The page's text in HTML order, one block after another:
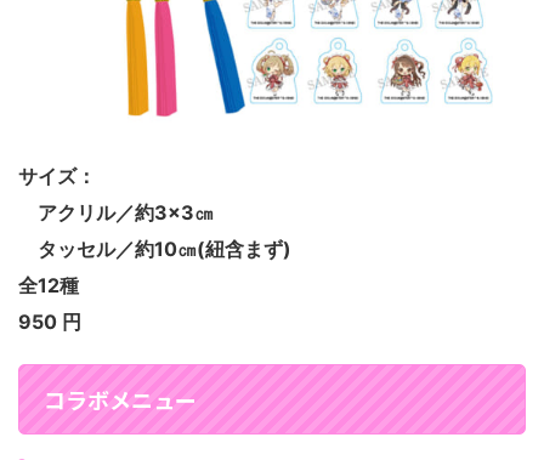
サイズ：
アクリル／約3×3㎝
タッセル／約10㎝(紐含まず)
全12種
950 円
コラボメニュー